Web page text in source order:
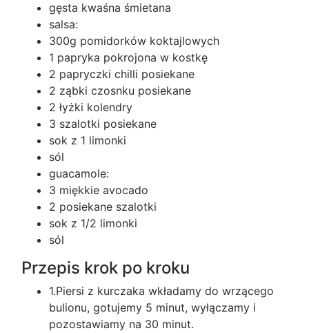
gęsta kwaśna śmietana
salsa:
300g pomidorków koktajlowych
1 papryka pokrojona w kostkę
2 papryczki chilli posiekane
2 ząbki czosnku posiekane
2 łyżki kolendry
3 szalotki posiekane
sok z 1 limonki
sól
guacamole:
3 miękkie avocado
2 posiekane szalotki
sok z 1/2 limonki
sól
Przepis krok po kroku
1.Piersi z kurczaka wkładamy do wrzącego
bulionu, gotujemy 5 minut, wyłączamy i
pozostawiamy na 30 minut.